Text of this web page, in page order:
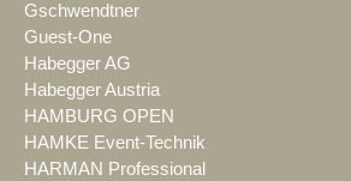
Gschwendtner
Guest-One
Habegger AG
Habegger Austria
HAMBURG OPEN
HAMKE Event-Technik
HARMAN Professional